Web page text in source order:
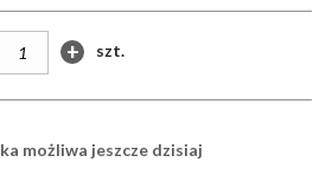
+ szt.
możliwa jeszcze dzisiaj